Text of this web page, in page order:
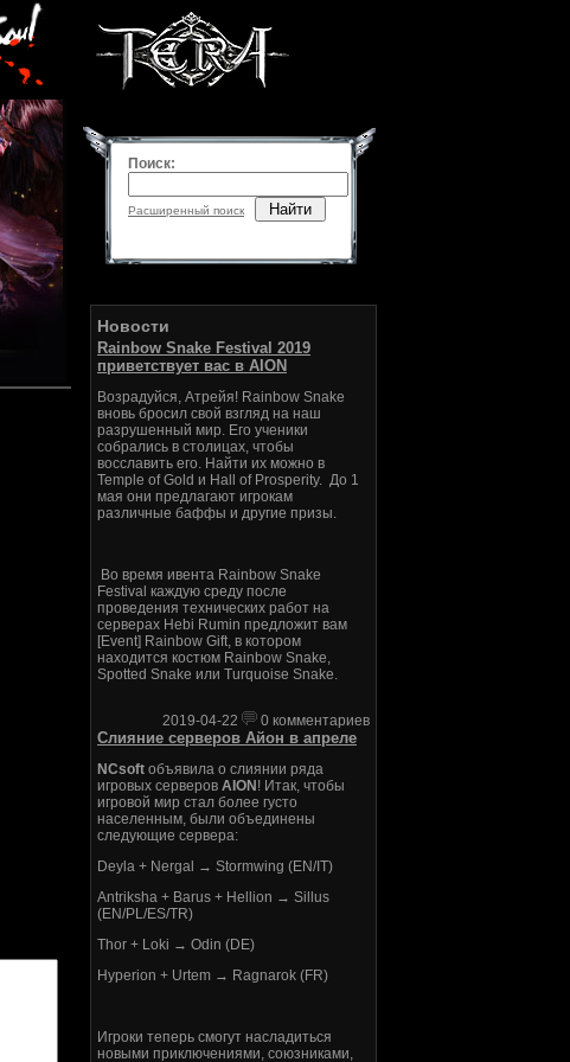
Поиск:
Расширенный поиск Найти
Новости
Rainbow Snake Festival 2019
приветствует вас в AION
Возрадуйся, Атрейя! Rainbow Snake
вновь бросил свой взгляд на наш
разрушенный мир. Его ученики
собрались в столицах, чтобы
восславить его. Найти их можно в
Temple of Gold и Hall of Prosperity. До 1
мая они предлагают игрокам
различные баффы и другие призы.
Во время ивента Rainbow Snake
Festival каждую среду после
проведения технических работ на
серверах Hebi Rumin предложит вам
[Event] Rainbow Gift, в котором
находится костюм Rainbow Snake,
Spotted Snake или Turquoise Snake.
2019-04-22 0 комментариев
Слияние серверов Айон в апреле
NCsoft объявила о слиянии ряда
игровых серверов AION ! Итак, чтобы
игровой мир стал более густо
населенным, были объединены
следующие сервера:
Deyla + Nergal → Stormwing (EN/IT)
Antriksha + Barus + Hellion → Sillus
(EN/PL/ES/TR)
Thor + Loki → Odin (DE)
Hyperion + Urtem → Ragnarok (FR)
Игроки теперь смогут насладиться
новыми приключениями, союзниками,